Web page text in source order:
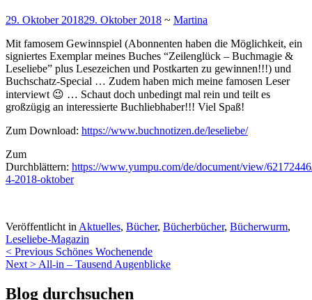
29. Oktober 201829. Oktober 2018 ~ Martina
Mit famosem Gewinnspiel (Abonnenten haben die Möglichkeit, ein
signiertes Exemplar meines Buches “Zeilenglück – Buchmagie &
Leseliebe” plus Lesezeichen und Postkarten zu gewinnen!!!) und
Buchschatz-Special … Zudem haben mich meine famosen Leser
interviewt 😉 … Schaut doch unbedingt mal rein und teilt es
großzügig an interessierte Buchliebhaber!!! Viel Spaß!
Zum Download: https://www.buchnotizen.de/leseliebe/
Zum
Durchblättern: https://www.yumpu.com/de/document/view/
4-2018-oktober
Veröffentlicht in Aktuelles, Bücher, Bücherbücher, Bücherwurm,
Leseliebe-Magazin
Beitragsnavigation
< Previous Schönes Wochenende
Next > All-in – Tausend Augenblicke
Blog durchsuchen